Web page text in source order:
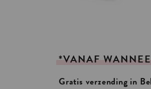
*VANAF
Gratis verzending in